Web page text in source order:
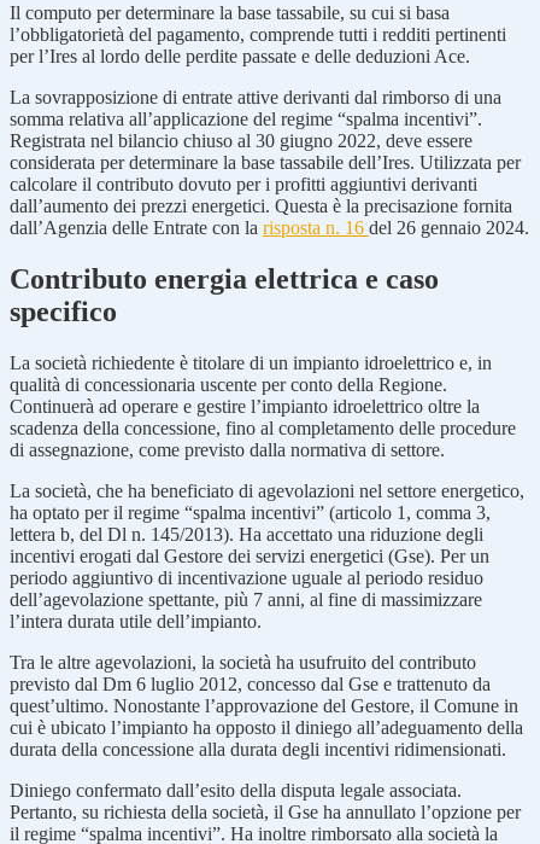
Il computo per determinare la base tassabile, su cui si basa
l’obbligatorietà del pagamento, comprende tutti i redditi pertinenti
per l’Ires al lordo delle perdite passate e delle deduzioni Ace.
La sovrapposizione di entrate attive derivanti dal rimborso di una
somma relativa all’applicazione del regime “spalma incentivi”.
Registrata nel bilancio chiuso al 30 giugno 2022, deve essere
considerata per determinare la base tassabile dell’Ires. Utilizzata per
calcolare il contributo dovuto per i profitti aggiuntivi derivanti
dall’aumento dei prezzi energetici. Questa è la precisazione fornita
dall’Agenzia delle Entrate con la risposta n. 16 del 26 gennaio 2024.
Contributo energia elettrica e caso
specifico
La società richiedente è titolare di un impianto idroelettrico e, in
qualità di concessionaria uscente per conto della Regione.
Continuerà ad operare e gestire l’impianto idroelettrico oltre la
scadenza della concessione, fino al completamento delle procedure
di assegnazione, come previsto dalla normativa di settore.
La società, che ha beneficiato di agevolazioni nel settore energetico,
ha optato per il regime “spalma incentivi” (articolo 1, comma 3,
lettera b, del Dl n. 145/2013). Ha accettato una riduzione degli
incentivi erogati dal Gestore dei servizi energetici (Gse). Per un
periodo aggiuntivo di incentivazione uguale al periodo residuo
dell’agevolazione spettante, più 7 anni, al fine di massimizzare
l’intera durata utile dell’impianto.
Tra le altre agevolazioni, la società ha usufruito del contributo
previsto dal Dm 6 luglio 2012, concesso dal Gse e trattenuto da
quest’ultimo. Nonostante l’approvazione del Gestore, il Comune in
cui è ubicato l’impianto ha opposto il diniego all’adeguamento della
durata della concessione alla durata degli incentivi ridimensionati.
Diniego confermato dall’esito della disputa legale associata.
Pertanto, su richiesta della società, il Gse ha annullato l’opzione per
il regime “spalma incentivi”. Ha inoltre rimborsato alla società la